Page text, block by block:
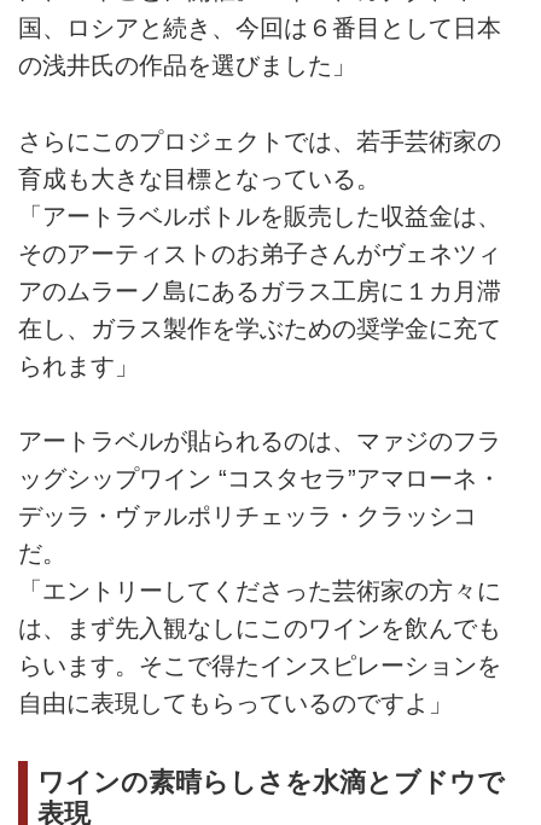
国、ロシアと続き、今回は６番目として日本
の浅井氏の作品を選びました」
さらにこのプロジェクトでは、若手芸術家の
育成も大きな目標となっている。
「アートラベルボトルを販売した収益金は、
そのアーティストのお弟子さんがヴェネツィ
アのムラーノ島にあるガラス工房に１カ月滞
在し、ガラス製作を学ぶための奨学金に充て
られます」
アートラベルが貼られるのは、マァジのフラ
ッグシップワイン “コスタセラ”アマローネ・
デッラ・ヴァルポリチェッラ・クラッシコ
だ。
「エントリーしてくださった芸術家の方々に
は、まず先入観なしにこのワインを飲んでも
らいます。そこで得たインスピレーションを
自由に表現してもらっているのですよ」
ワインの素晴らしさを水滴とブドウで
表現